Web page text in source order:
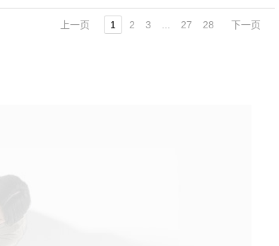
上一页 1 2 3 27 28 下一页